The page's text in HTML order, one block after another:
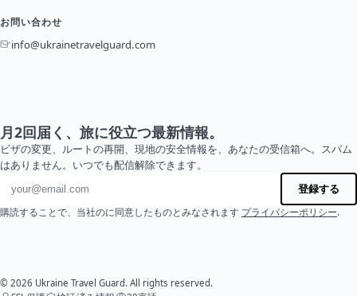
お問い合わせ
info@ukrainetravelguard.com
月2回届く、旅に役立つ最新情報。
ビザの変更、ルートの再開、現地の安全情報を、あなたの受信箱へ。スパム
はありません。いつでも配信解除できます。
メールアドレス
登録する
購読することで、当社のに同意したものとみなされます プライバシーポリシー.
© 2026 Ukraine Travel Guard. All rights reserved.